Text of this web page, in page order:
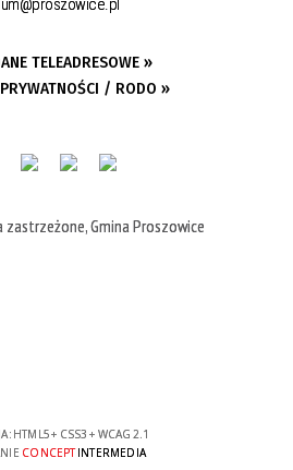
um@proszowice.pl
TELEADRESOWE »
/ RODO »
Gmina Proszowice
HTML5+ CSS3 + WCAG 2.1
CONCEPTINTERMEDIA